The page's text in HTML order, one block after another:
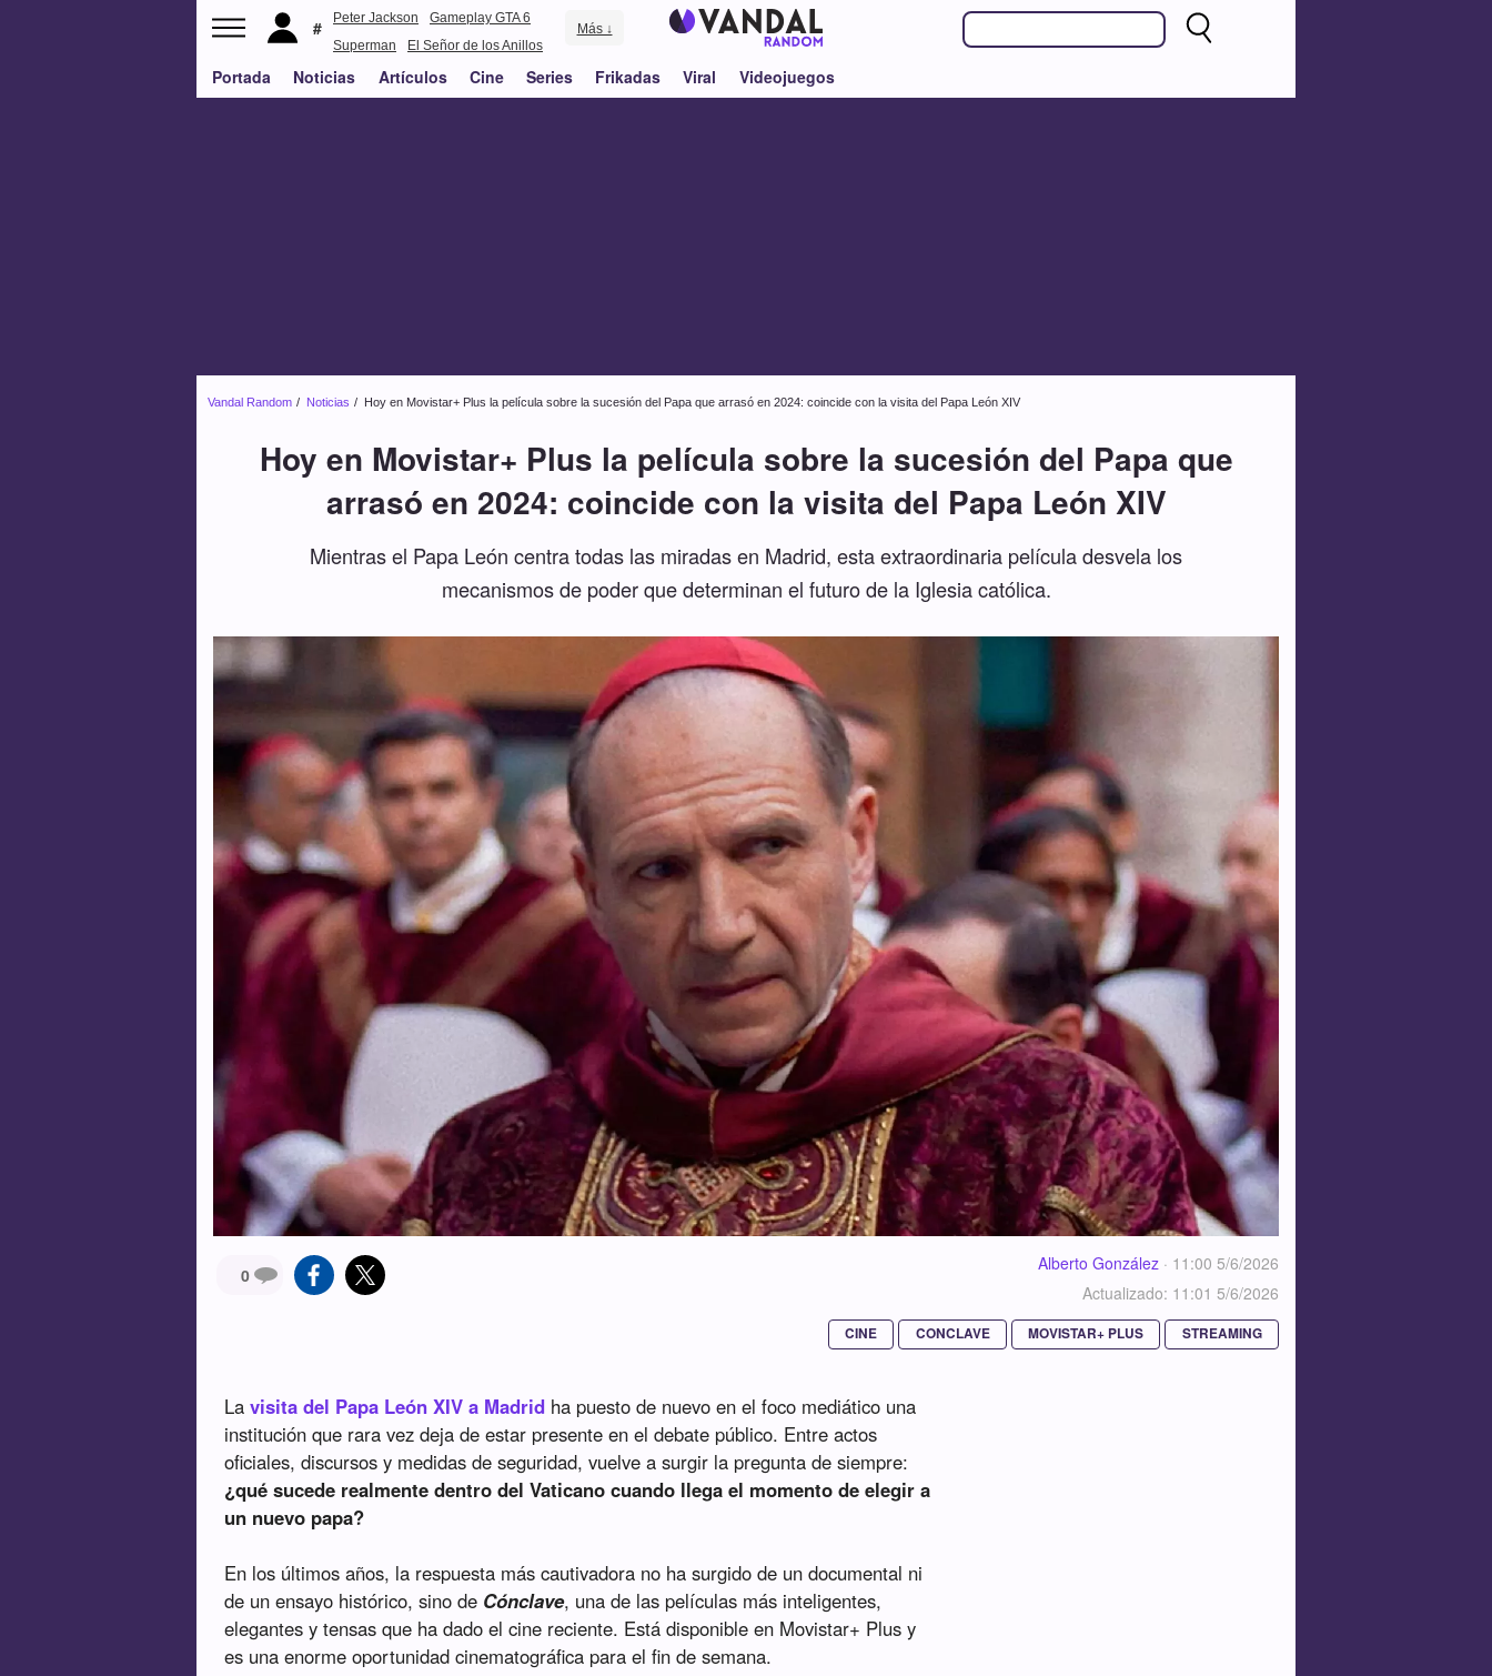
Peter Jackson
Gameplay GTA 6
Superman
El Señor de los Anillos
Más ↓
Portada Noticias Artículos Cine Series Frikadas Viral Videojuegos
Vandal Random Noticias Hoy en Movistar+ Plus la película sobre la sucesión del Papa que arrasó en 2024: coincide con la visita del Papa León XIV
Hoy en Movistar+ Plus la película sobre la sucesión del Papa que
arrasó en 2024: coincide con la visita del Papa León XIV
Mientras el Papa León centra todas las miradas en Madrid, esta extraordinaria película desvela los
mecanismos de poder que determinan el futuro de la Iglesia católica.
0
Alberto González · 11:00 5/6/2026
Actualizado: 11:01 5/6/2026
CINE CONCLAVE MOVISTAR+ PLUS STREAMING
Lavisita del Papa León XIV a Madrid ha puesto de nuevo en el foco mediático una
institución que rara vez deja de estar presente en el debate público. Entre actos
oficiales, discursos y medidas de seguridad, vuelve a surgir la pregunta de siempre:
¿qué sucede realmente dentro del Vaticano cuando llega el momento de elegir a
un nuevo papa?
En los últimos años, la respuesta más cautivadora no ha surgido de un documental ni
de un ensayo histórico, sino de Cónclave, una de las películas más inteligentes,
elegantes y tensas que ha dado el cine reciente. Está disponible en Movistar+ Plus y
es una enorme oportunidad cinematográfica para el fin de semana.